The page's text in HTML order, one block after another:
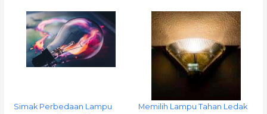
Simak Perbedaan Lampu
Memilih Lampu Tahan Ledak